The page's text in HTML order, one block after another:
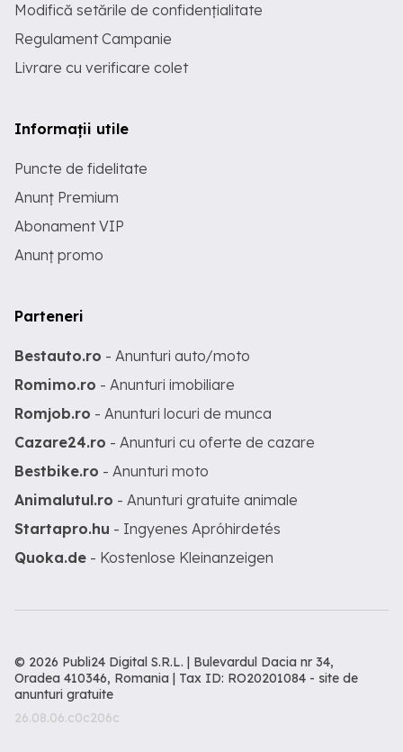
Modifică setările de confidențialitate
Regulament Campanie
Livrare cu verificare colet
Informații utile
Puncte de fidelitate
Anunț Premium
Abonament VIP
Anunț promo
Parteneri
Bestauto.ro - Anunturi auto/moto
Romimo.ro - Anunturi imobiliare
Romjob.ro - Anunturi locuri de munca
Cazare24.ro - Anunturi cu oferte de cazare
Bestbike.ro - Anunturi moto
Animalutul.ro - Anunturi gratuite animale
Startapro.hu - Ingyenes Apróhirdetés
Quoka.de - Kostenlose Kleinanzeigen
© 2026 Publi24 Digital S.R.L. | Bulevardul Dacia nr 34,
Oradea 410346, Romania | Tax ID: RO20201084 - site de
anunturi gratuite
26.08.06.c0c206c